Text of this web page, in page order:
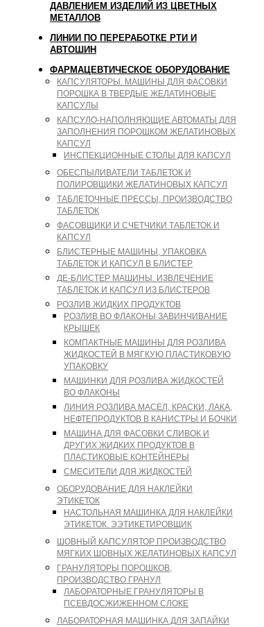
ДАВЛЕНИЕМ ИЗДЕЛИЙ ИЗ ЦВЕТНЫХ
МЕТАЛЛОВ
ЛИНИИ ПО ПЕРЕРАБОТКЕ РТИ И
АВТОШИН
ФАРМАЦЕВТИЧЕСКОЕ ОБОРУДОВАНИЕ
КАПСУЛЯТОРЫ. МАШИНЫ ДЛЯ ФАСОВКИ
ПОРОШКА В ТВЕРДЫЕ ЖЕЛАТИНОВЫЕ
КАПСУЛЫ
КАПСУЛО-НАПОЛНЯЮЩИЕ АВТОМАТЫ ДЛЯ
ЗАПОЛНЕНИЯ ПОРОШКОМ ЖЕЛАТИНОВЫХ
КАПСУЛ
ИНСПЕКЦИОННЫЕ СТОЛЫ ДЛЯ КАПСУЛ
ОБЕСПЫЛИВАТЕЛИ ТАБЛЕТОК И
ПОЛИРОВЩИКИ ЖЕЛАТИНОВЫХ КАПСУЛ
ТАБЛЕТОЧНЫЕ ПРЕССЫ, ПРОИЗВОДСТВО
ТАБЛЕТОК
ФАСОВЩИКИ И СЧЕТЧИКИ ТАБЛЕТОК И
КАПСУЛ
БЛИСТЕРНЫЕ МАШИНЫ, УПАКОВКА
ТАБЛЕТОК И КАПСУЛ В БЛИСТЕР
ДЕ-БЛИСТЕР МАШИНЫ. ИЗВЛЕЧЕНИЕ
ТАБЛЕТОК И КАПСУЛ ИЗ БЛИСТЕРОВ
РОЗЛИВ ЖИДКИХ ПРОДУКТОВ
РОЗЛИВ ВО ФЛАКОНЫ ЗАВИНЧИВАНИЕ
КРЫШЕК
КОМПАКТНЫЕ МАШИНЫ ДЛЯ РОЗЛИВА
ЖИДКОСТЕЙ В МЯГКУЮ ПЛАСТИКОВУЮ
УПАКОВКУ
МАШИНКИ ДЛЯ РОЗЛИВА ЖИДКОСТЕЙ
ВО ФЛАКОНЫ
ЛИНИЯ РОЗЛИВА МАСЕЛ, КРАСКИ, ЛАКА,
НЕФТЕПРОДУКТОВ В КАНИСТРЫ И БОЧКИ
МАШИНА ДЛЯ ФАСОВКИ СЛИВОК И
ДРУГИХ ЖИДКИХ ПРОДУКТОВ В
ПЛАСТИКОВЫЕ КОНТЕЙНЕРЫ
СМЕСИТЕЛИ ДЛЯ ЖИДКОСТЕЙ
ОБОРУДОВАНИЕ ДЛЯ НАКЛЕЙКИ
ЭТИКЕТОК
НАСТОЛЬНАЯ МАШИНКА ДЛЯ НАКЛЕЙКИ
ЭТИКЕТОК. ЭЭТИКЕТИРОВЩИК
ШОВНЫЙ КАПСУЛЯТОР ПРОИЗВОДСТВО
МЯГКИХ ШОВНЫХ ЖЕЛАТИНОВЫХ КАПСУЛ
ГРАНУЛЯТОРЫ ПОРОШКОВ,
ПРОИЗВОДСТВО ГРАНУЛ
ЛАБОРАТОРНЫЕ ГРАНУЛЯТОРЫ В
ПСЕВДОСЖИЖЕННОМ СЛОКЕ
ЛАБОРАТОРНАЯ МАШИНКА ДЛЯ ЗАПАЙКИ